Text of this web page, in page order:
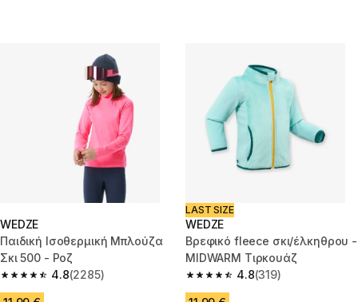
WEDZE
Παιδική Ισοθερμική Μπλούζα
Σκι 500 - Ροζ
4.8
4.8 out of 5 stars from 2285 reviews
(2285)
LAST SIZE
WEDZE
Βρεφικό fleece σκι/έλκηθρου -
MIDWARM Τιρκουάζ
4.8
4.8 out of 5 stars from 319
(319)